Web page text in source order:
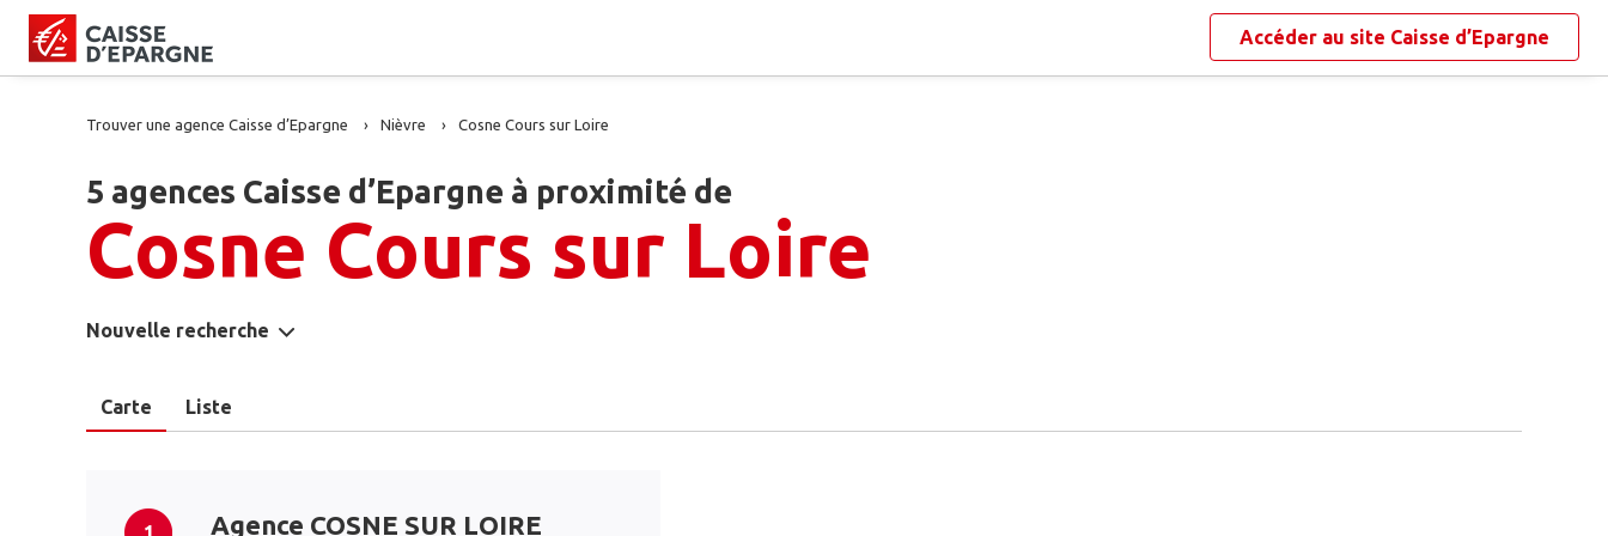
Accéder au site Caisse d’Epargne
Trouver une agence Caisse d’Epargne Nièvre Cosne Cours sur Loire
5 agences Caisse d’Epargne à proximité de
Cosne Cours sur Loire
Nouvelle recherche
Carte Liste
Agence COSNE SUR LOIRE